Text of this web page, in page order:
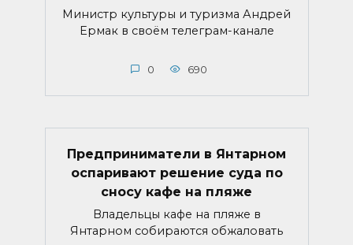
Министр культуры и туризма Андрей
Ермак в своём телеграм-канале
0 690
Предприниматели в Янтарном
оспаривают решение суда по
сносу кафе на пляже
Владельцы кафе на пляже в
Янтарном собираются обжаловать